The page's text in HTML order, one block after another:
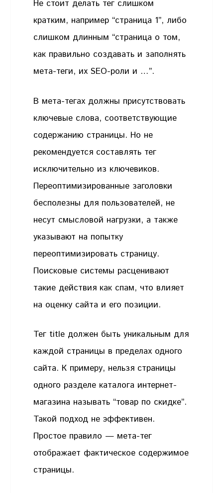
Не стоит делать тег слишком
кратким, например “страница 1”, либо
слишком длинным “страница о том,
как правильно создавать и заполнять
мета-теги, их SEO-роли и …”.
В мета-тегах должны присутствовать
ключевые слова, соответствующие
содержанию страницы. Но не
рекомендуется составлять тег
исключительно из ключевиков.
Переоптимизированные заголовки
бесполезны для пользователей, не
несут смысловой нагрузки, а также
указывают на попытку
переоптимизировать страницу.
Поисковые системы расценивают
такие действия как спам, что влияет
на оценку сайта и его позиции.
Тег title должен быть уникальным для
каждой страницы в пределах одного
сайта. К примеру, нельзя страницы
одного разделе каталога интернет-
магазина называть “товар по скидке”.
Такой подход не эффективен.
Простое правило — мета-тег
отображает фактическое содержимое
страницы.